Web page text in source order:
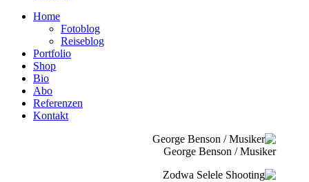
Home
Fotoblog
Reiseblog
Portfolio
Shop
Bio
Abo
Referenzen
Kontakt
George Benson / Musiker